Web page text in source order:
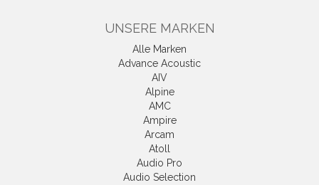
UNSERE MARKEN
Alle Marken
Advance Acoustic
AIV
Alpine
AMC
Ampire
Arcam
Atoll
Audio Pro
Audio Selection